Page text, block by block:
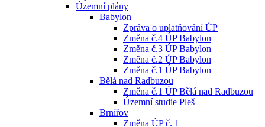
Územní plány
Babylon
Zpráva o uplatňování ÚP
Změna č.4 ÚP Babylon
Změna č.3 ÚP Babylon
Změna č.2 ÚP Babylon
Změna č.1 ÚP Babylon
Bělá nad Radbuzou
Změna č.1 ÚP Bělá nad Radbuzou
Územní studie Pleš
Brnířov
Změna ÚP č. 1